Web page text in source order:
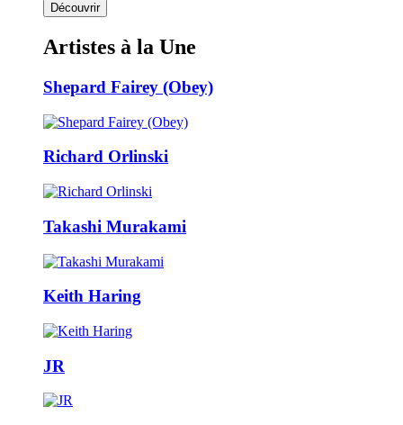
Découvrir
Artistes à la Une
Shepard Fairey (Obey)
Richard Orlinski
Takashi Murakami
Keith Haring
JR